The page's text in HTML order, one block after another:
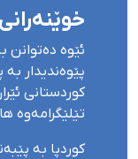
ئێوە دەتوانن
پێوەندیدار
کوردستانی
تێلێگرامەوە
کوردپا بە